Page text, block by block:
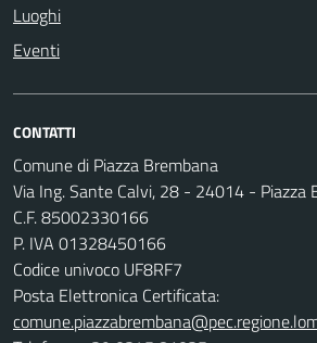
Luoghi
Eventi
CONTATTI
Comune di Piazza Brembana
Via Ing. Sante Calvi, 28 - 24014 - Piazza
C.F. 85002330166
P. IVA 01328450166
Codice univoco UF8RF7
Posta Elettronica Certificata: